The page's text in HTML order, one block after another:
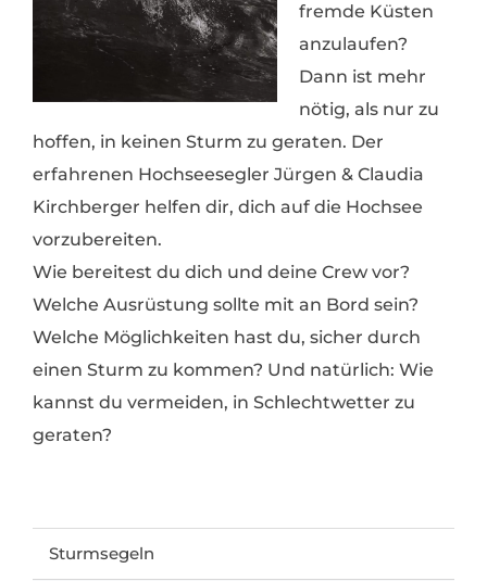
fremde Küsten
anzulaufen?
Dann ist mehr
nötig, als nur zu
hoffen, in keinen Sturm zu geraten. Der
erfahrenen Hochseesegler Jürgen & Claudia
Kirchberger helfen dir, dich auf die Hochsee
vorzubereiten.
Wie bereitest du dich und deine Crew vor?
Welche Ausrüstung sollte mit an Bord sein?
Welche Möglichkeiten hast du, sicher durch
einen Sturm zu kommen? Und natürlich: Wie
kannst du vermeiden, in Schlechtwetter zu
geraten?
Sturmsegeln